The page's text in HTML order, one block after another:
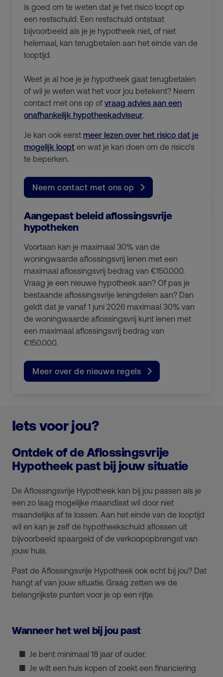
is goed om te weten dat je het risico loopt op
een restschuld. Een restschuld ontstaat
bijvoorbeeld als je je hypotheek niet, of niet
helemaal, kan terugbetalen aan het einde van de
looptijd.
Weet je al hoe je je hypotheek gaat terugbetalen
of wil je weten wat het voor jou betekent? Neem
contact met ons op of vraag advies aan een
onafhankelijk hypotheekadviseur.
Je kan ook eerst meer lezen over het risico dat je
mogelijk loopt en wat je kan doen om de risico's
te beperken.
Neem contact met ons op
Aangepast beleid aflossingsvrije
hypotheken
Voortaan kan je maximaal 30% van de
woningwaarde aflossingsvrij lenen met een
maximaal aflossingsvrij bedrag van €150.000.
Vraag je een nieuwe hypotheek aan? Of pas je
bestaande aflossingsvrije leningdelen aan? Dan
geldt dat je vanaf 1 juni 2026 maximaal 30% van
de woningwaarde aflossingsvrij kunt lenen met
een maximaal aflossingsvrij bedrag van
€150.000.
Meer over de nieuwe regels
Iets voor jou?
Ontdek of de Aflossingsvrije
Hypotheek past bij jouw situatie
De Aflossingsvrije Hypotheek kan bij jou passen als je
een zo laag mogelijke maandlast wil door niet
maandelijks af te lossen. Aan het einde van de looptijd
wil en kan je zelf de hypotheekschuld aflossen uit
bijvoorbeeld spaargeld of de verkoopopbrengst van
jouw huis.
Past de Aflossingsvrije Hypotheek ook echt bij jou? Dat
hangt af van jouw situatie. Graag zetten we de
belangrijkste punten voor je op een rijtje.
Wanneer het wel bij jou past
Je bent minimaal 18 jaar of ouder.
Je wilt een huis kopen of zoekt een financiering